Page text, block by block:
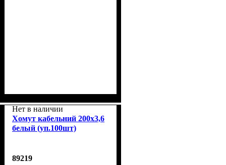
Нет в наличии
Хомут кабельний 200x3,6
белый (уп.100шт)
89219